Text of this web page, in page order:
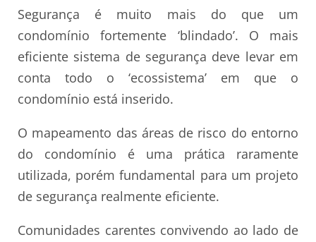
Segurança é muito mais do que um
condomínio fortemente ‘blindado’. O mais
eficiente sistema de segurança deve levar em
conta todo o ‘ecossistema’ em que o
condomínio está inserido.
O mapeamento das áreas de risco do entorno
do condomínio é uma prática raramente
utilizada, porém fundamental para um projeto
de segurança realmente eficiente.
Comunidades carentes convivendo ao lado de